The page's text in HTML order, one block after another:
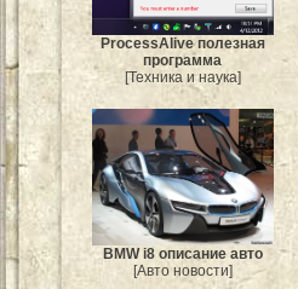
ProcessAlive полезная
программа
[Техника и наука]
BMW i8 описание авто
[Авто новости]